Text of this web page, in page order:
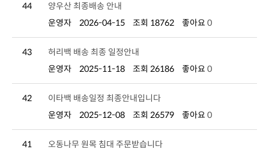
44
양우산 최종배송 안내
운영자
2026-04-15 조회 18762 좋아요 0
43
허리백 배송 최종 일정안내
운영자
2025-11-18 조회 26186 좋아요 0
42
이타백 배송일정 최종안내입니다
운영자
2025-12-08 조회 26579 좋아요 0
41
오동나무 원목 침대 주문받습니다